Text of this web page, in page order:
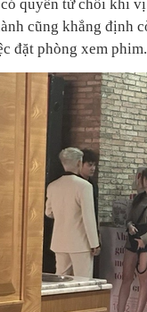
quyền từ chối khi
cũng khẳng định
đặt phòng xem phim.